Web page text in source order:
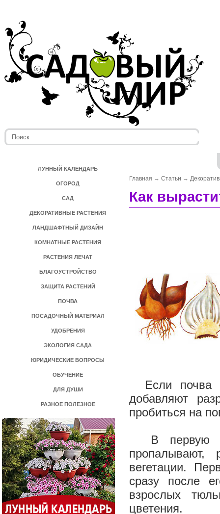
ЛУННЫЙ КАЛЕНДАРЬ
ОГОРОД
САД
ДЕКОРАТИВНЫЕ РАСТЕНИЯ
ЛАНДШАФТНЫЙ ДИЗАЙН
КОМНАТНЫЕ РАСТЕНИЯ
РАСТЕНИЯ ЛЕЧАТ
БЛАГОУСТРОЙСТВО
ЗАЩИТА РАСТЕНИЙ
ПОЧВА
ПОСАДОЧНЫЙ МАТЕРИАЛ
УДОБРЕНИЯ
ЭКОЛОГИЯ САДА
ЮРИДИЧЕСКИЕ ВОПРОСЫ
ОБУЧЕНИЕ
ДЛЯ ДУШИ
РАЗНОЕ ПОЛЕЗНОЕ
Главная → Статьи →
Как
Если почва
добавляют
пробиться на
В первую
вегетации.
сразу после
взрослых
цветения.